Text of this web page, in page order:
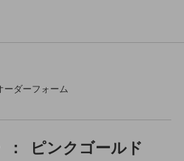
： ピンクゴールド